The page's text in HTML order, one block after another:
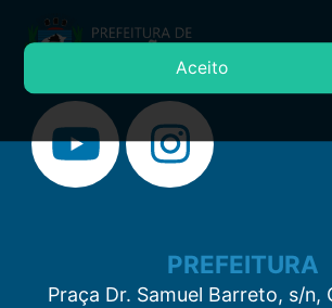
PREFEITURA
Praça Dr. Samuel Barreto, s/n,
Aceito